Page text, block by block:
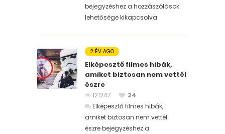
bejegyzéshez a hozzászólások
lehetősége kikapcsolva
2 ÉV AGO
Elképesztő filmes hibák,
amiket biztosan nem vettél
észre
121247
24
Elképesztő filmes hibák,
amiket biztosan nem vettél
észre bejegyzéshez a